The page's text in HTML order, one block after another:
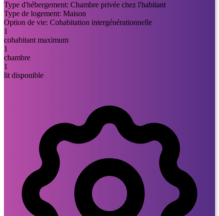
Type d'hébergement: Chambre privée chez l'habitant
Type de logement: Maison
Option de vie: Cohabitation intergénérationnelle
1
cohabitant maximum
1
chambre
1
lit disponible